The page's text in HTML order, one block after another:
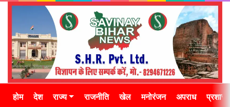
होम देश राज्य राजनीति खेल मनोरंजन अपराध